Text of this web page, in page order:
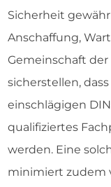
Sicherheit
Anschaffung,
Gemeinschaft
sicherstellen,
einschlägigen
qualifiziertes
werden. Eine
minimiert zudem